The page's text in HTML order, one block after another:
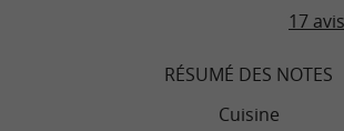
Une cuisine responsable et
Le chef Bas Holten est reconnu
engagement en faveur de la cuisine
17 avis
RÉSUMÉ DES NOTES
Cuisine